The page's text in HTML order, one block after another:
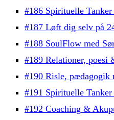
#186 Spirituelle
#187 Løft dig selv på
#188 SoulFlow med
#189 Relationer, poesi
#190 Risle,
#191 Spirituelle
#192 Coaching &